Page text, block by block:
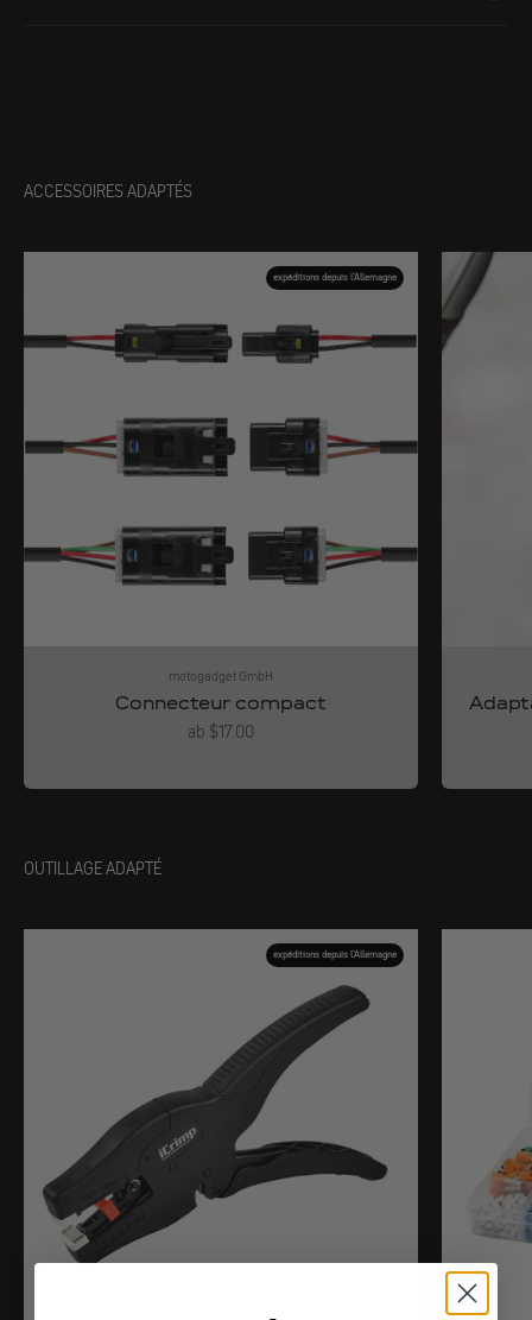
ACCESSOIRES ADAPTÉS
expéditions depuis l'Allemagne
motogadget GmbH
Connecteur compact
Angebot
ab $17.00
OUTILLAGE ADAPTÉ
expéditions depuis l'Allemagne